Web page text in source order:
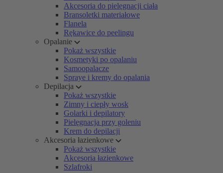
Akcesoria do pielęgnacji ciała
Bransoletki materiałowe
Flanela
Rękawice do peelingu
Opalanie
Pokaż wszystkie
Kosmetyki po opalaniu
Samoopalacze
Spraye i kremy do opalania
Depilacja
Pokaż wszystkie
Zimny i ciepły wosk
Golarki i depilatory
Pielęgnacja przy goleniu
Krem do depilacji
Akcesoria łazienkowe
Pokaż wszystkie
Akcesoria łazienkowe
Szlafroki